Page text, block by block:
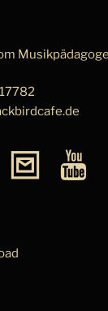
Musik­pä­da­go­ge